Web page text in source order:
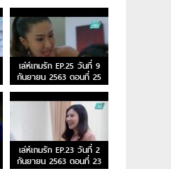
เล่ห์เกมรัก EP.25 วันที่ 9
กันยายน 2563 ตอนที่ 25
เล่ห์เกมรัก EP.23 วันที่ 2
กันยายน 2563 ตอนที่ 23